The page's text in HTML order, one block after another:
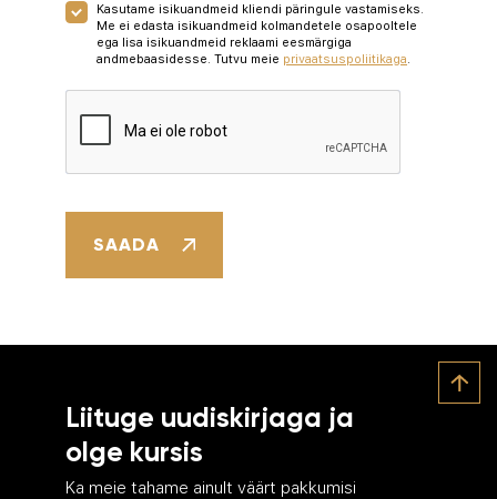
Kasutame isikuandmeid kliendi päringule vastamiseks.
Me ei edasta isikuandmeid kolmandetele osapooltele
ega lisa isikuandmeid reklaami eesmärgiga
andmebaasidesse. Tutvu meie privaatsuspoliitikaga
SAADA
Liituge uudiskirjaga ja
olge kursis
Ka meie tahame ainult väärt pakkumisi